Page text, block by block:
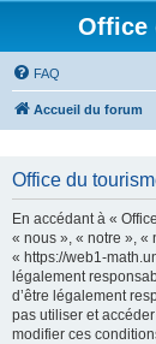
Office
FAQ
Accueil du forum
Office du
En accédant à «
« nous », « notre », «
« https://web1-
légalement
d’être légalement
pas utiliser et
modifier ces